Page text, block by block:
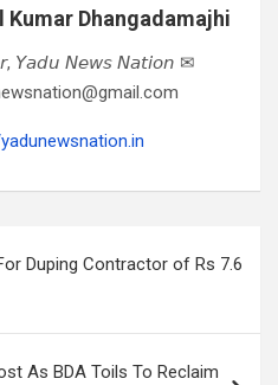
Kumar Dhangadamajhi
𝘠𝘢𝘥𝘶 𝘕𝘦𝘸𝘴 𝘕𝘢𝘵𝘪𝘰𝘯 ✉
Duping Contractor of Rs 7.6
As BDA Toils To Reclaim